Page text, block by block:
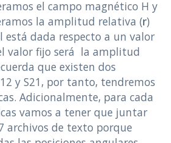
el campo magnético H y
la amplitud relativa (r)
está dada respecto a un valor
valor fijo será la amplitud
que existen dos
y S21, por tanto, tendremos
Adicionalmente, para cada
vamos a tener que juntar
archivos de texto porque